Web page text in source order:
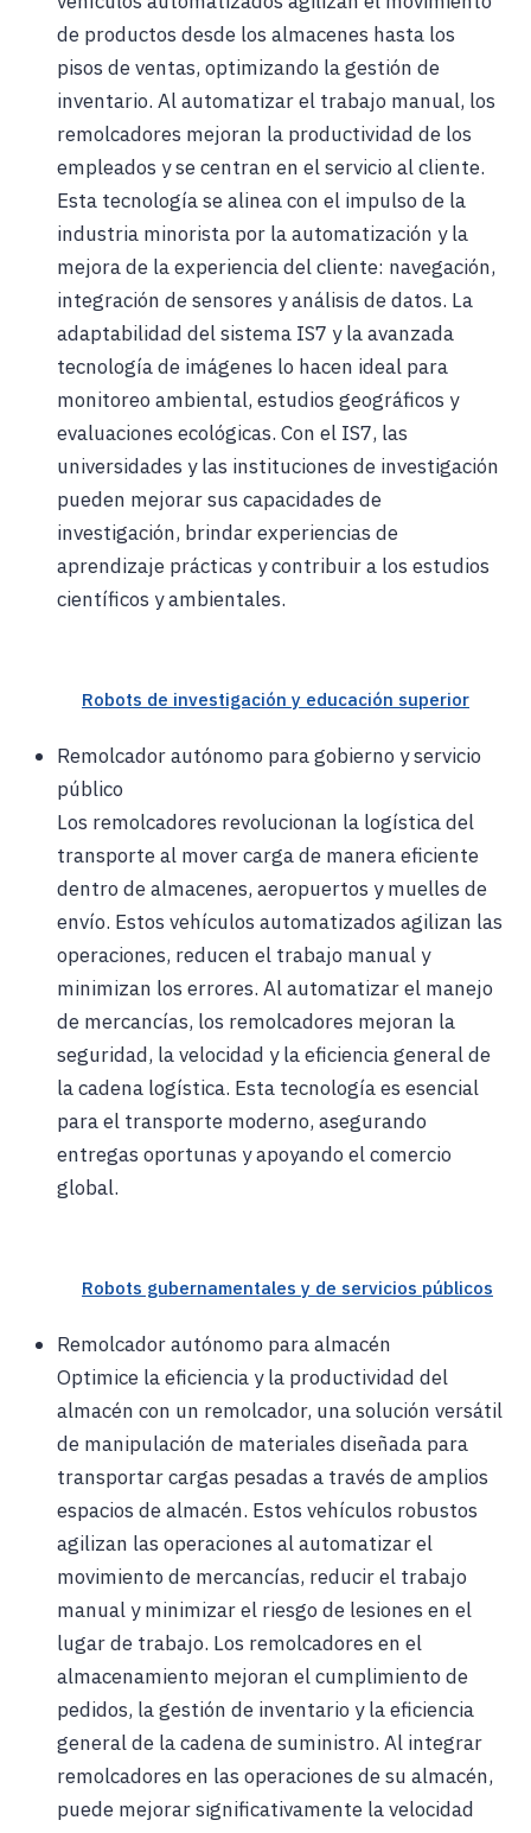
de productos desde los almacenes hasta los
pisos de ventas, optimizando la gestión de
inventario. Al automatizar el trabajo manual, los
remolcadores mejoran la productividad de los
empleados y se centran en el servicio al cliente.
Esta tecnología se alinea con el impulso de la
industria minorista por la automatización y la
mejora de la experiencia del cliente: navegación,
integración de sensores y análisis de datos. La
adaptabilidad del sistema IS7 y la avanzada
tecnología de imágenes lo hacen ideal para
monitoreo ambiental, estudios geográficos y
evaluaciones ecológicas. Con el IS7, las
universidades y las instituciones de investigación
pueden mejorar sus capacidades de
investigación, brindar experiencias de
aprendizaje prácticas y contribuir a los estudios
científicos y ambientales.
Robots de investigación y educación superior
Remolcador autónomo para gobierno y servicio
público
Los remolcadores revolucionan la logística del
transporte al mover carga de manera eficiente
dentro de almacenes, aeropuertos y muelles de
envío. Estos vehículos automatizados agilizan las
operaciones, reducen el trabajo manual y
minimizan los errores. Al automatizar el manejo
de mercancías, los remolcadores mejoran la
seguridad, la velocidad y la eficiencia general de
la cadena logística. Esta tecnología es esencial
para el transporte moderno, asegurando
entregas oportunas y apoyando el comercio
global.
Robots gubernamentales y de servicios públicos
Remolcador autónomo para almacén
Optimice la eficiencia y la productividad del
almacén con un remolcador, una solución versátil
de manipulación de materiales diseñada para
transportar cargas pesadas a través de amplios
espacios de almacén. Estos vehículos robustos
agilizan las operaciones al automatizar el
movimiento de mercancías, reducir el trabajo
manual y minimizar el riesgo de lesiones en el
lugar de trabajo. Los remolcadores en el
almacenamiento mejoran el cumplimiento de
pedidos, la gestión de inventario y la eficiencia
general de la cadena de suministro. Al integrar
remolcadores en las operaciones de su almacén,
puede mejorar significativamente la velocidad